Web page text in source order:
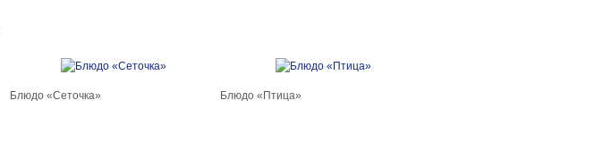
Блюдо «Сеточка» Блюдо «Птица»